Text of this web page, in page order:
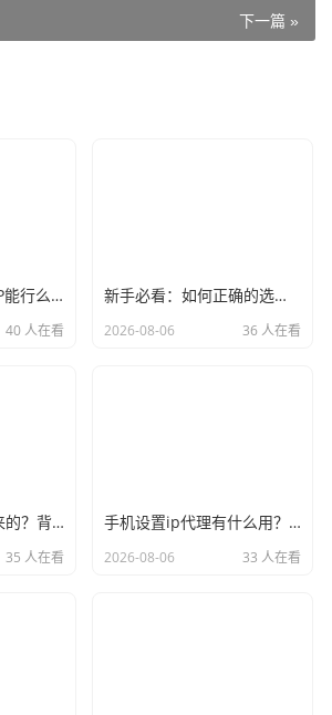
下一篇 »
手机工作室用代理IP能行么？过来人的经验告诉你答案
40 人在看
新手必看：如何正确的选择代理ip软件，别再交智商税了
2026-08-06 36 人在看
动态ip代理是怎么来的？背后的原理比你想象的精彩
35 人在看
手机设置ip代理有什么用？不只是改定位那么简单
2026-08-06 33 人在看